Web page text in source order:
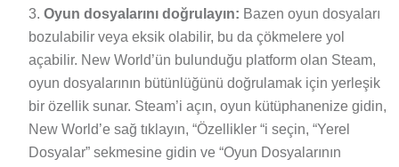
Oyun dosyalarını doğrulayın: Bazen oyun dosyaları
bozulabilir veya eksik olabilir, bu da çökmelere yol
açabilir. New World’ün bulunduğu platform olan Steam,
oyun dosyalarının bütünlüğünü doğrulamak için yerleşik
bir özellik sunar. Steam’i açın, oyun kütüphanenize gidin,
New World’e sağ tıklayın, “Özellikler “i seçin, “Yerel
Dosyalar” sekmesine gidin ve “Oyun Dosyalarının